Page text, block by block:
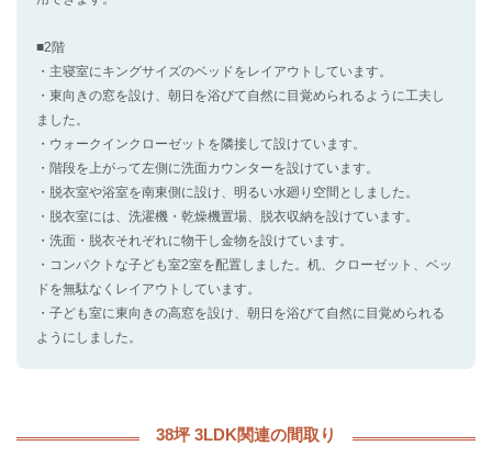
■2階
・主寝室にキングサイズのベッドをレイアウトしています。
・東向きの窓を設け、朝日を浴びて自然に目覚められるように工夫し
ました。
・ウォークインクローゼットを隣接して設けています。
・階段を上がって左側に洗面カウンターを設けています。
・脱衣室や浴室を南東側に設け、明るい水廻り空間としました。
・脱衣室には、洗濯機・乾燥機置場、脱衣収納を設けています。
・洗面・脱衣それぞれに物干し金物を設けています。
・コンパクトな子ども室2室を配置しました。机、クローゼット、ベッ
ドを無駄なくレイアウトしています。
・子ども室に東向きの高窓を設け、朝日を浴びて自然に目覚められる
ようにしました。
38坪 3LDK関連の間取り